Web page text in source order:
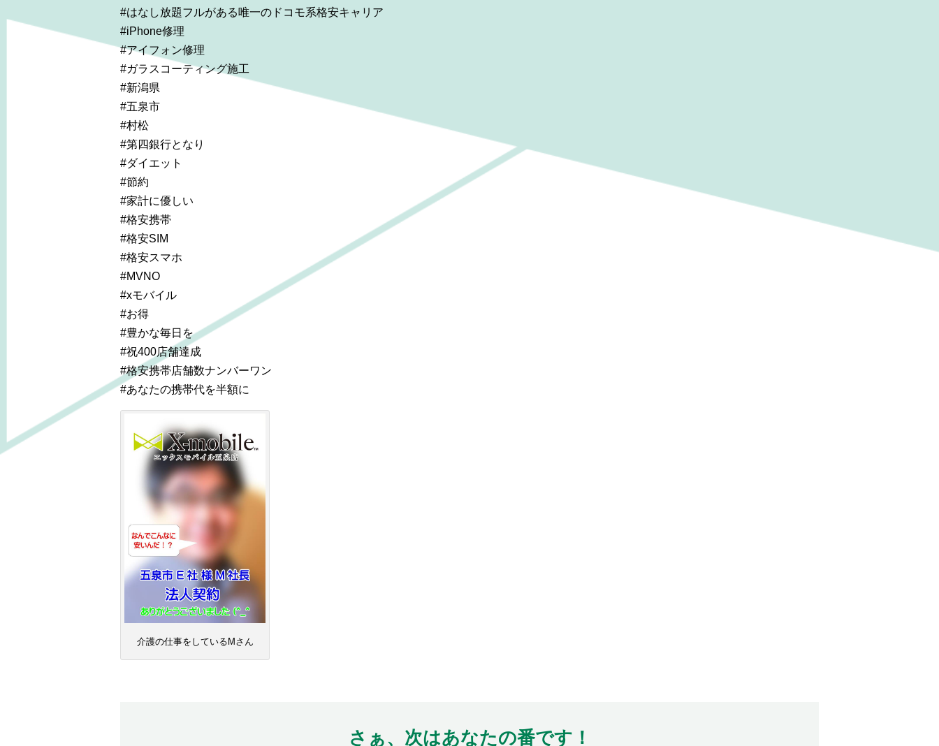
#はなし放題フルがある唯一のドコモ系格安キャリア
#iPhone修理
#アイフォン修理
#ガラスコーティング施工
#新潟県
#五泉市
#村松
#第四銀行となり
#ダイエット
#節約
#家計に優しい
#格安携帯
#格安SIM
#格安スマホ
#MVNO
#xモバイル
#お得
#豊かな毎日を
#祝400店舗達成
#格安携帯店舗数ナンバーワン
#あなたの携帯代を半額に
介護の仕事をしているMさん
さぁ、次はあなたの番です！